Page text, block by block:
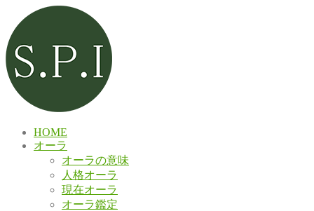
HOME
オーラ
オーラの意味
人格オーラ
現在オーラ
オーラ鑑定